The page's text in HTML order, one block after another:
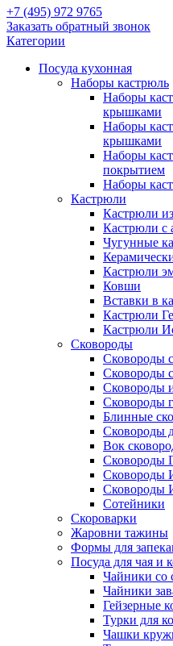
+7 (495) 972 9765
Заказать обратный звонок
Категории
Посуда кухонная
Наборы кастрюль
Наборы
крышками
Наборы
крышками
Наборы
покрытием
Наборы
Кастрюли
Кастрюли
Кастрюли с
Чугунные
Кастрюли
Ковши
Вставки в
Кастрюли
Кастрюли
Сковороды
Сковороды
Сковороды
Сковороды
Сковороды
Блинные
Сковороды
Вок
Сковороды
Сковороды
Сковороды
Сотейники
Скороварки
Жаровни тажины
Формы для
Посуда для чая и
Чайники со
Чайники
Гейзерные
Турки для
Чашки